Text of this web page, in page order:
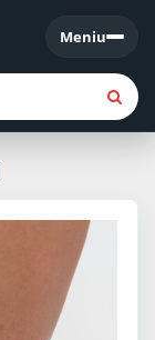
Meniu
Meniu